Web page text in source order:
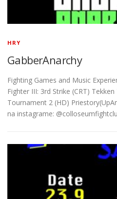
HRY
GabberAnarchy
Fighting Games and Music
Fighter III: 3rd Strike (CRT)
Tournament 2 (HD)
na instagrame: